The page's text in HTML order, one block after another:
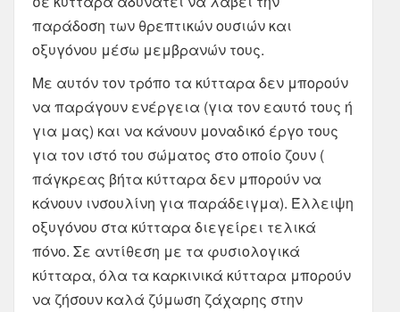
παράδοση των θρεπτικών ουσιών και
οξυγόνου μέσω μεμβρανών τους.
Με αυτόν τον τρόπο τα κύτταρα δεν μπορούν
να παράγουν ενέργεια (για τον εαυτό τους ή
για μας) και να κάνουν μοναδικό έργο τους
για τον ιστό του σώματος στο οποίο ζουν (
πάγκρεας βήτα κύτταρα δεν μπορούν να
κάνουν ινσουλίνη για παράδειγμα). Έλλειψη
οξυγόνου στα κύτταρα διεγείρει τελικά
πόνο. Σε αντίθεση με τα φυσιολογικά
κύτταρα, όλα τα καρκινικά κύτταρα μπορούν
να ζήσουν καλά ζύμωση ζάχαρης στην